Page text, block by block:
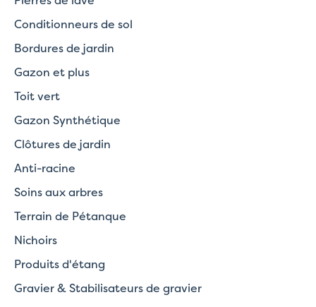
Conditionneurs de sol
Bordures de jardin
Gazon et plus
Toit vert
Gazon Synthétique
Clôtures de jardin
Anti-racine
Soins aux arbres
Terrain de Pétanque
Nichoirs
Produits d'étang
Gravier & Stabilisateurs de gravier